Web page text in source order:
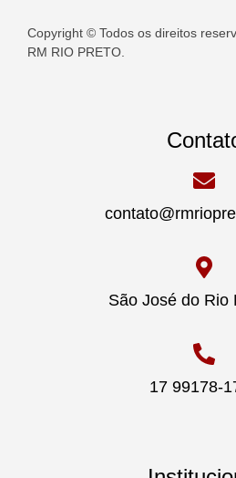
Copyright © Todos os direitos
RM RIO PRETO.
São José do Rio
17 99178-